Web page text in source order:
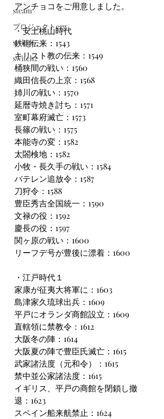
steam
プロジェクトegg
switch
switch2
アンチョコをご用意しました。
・安土桃山時代
鉄砲伝来：1543
キリスト教の伝来：1549
桶狭間の戦い：1560
織田信長の上京：1568
姉川の戦い：1570
延暦寺焼き討ち：1571
室町幕府滅亡：1573
長篠の戦い：1575
本能寺の変：1582
太閤検地：1582
小牧・長久手の戦い：1584
バテレン追放令：1587
刀狩令：1588
豊臣秀吉全国統一：1590
文禄の役：1592
慶長の役：1597
関ヶ原の戦い：1600
リーフデ号が豊後に漂着：1600
・江戸時代１
家康が征夷大将軍に：1603
島津家久琉球出兵：1609
平戸にオランダ商館設立：1609
直轄領に禁教令：1612
大阪冬の陣：1614
大阪夏の陣で豊臣氏滅亡：1615
武家諸法度（元和令）：1615
禁中並公家諸法度：1615
イギリス、平戸の商館を閉鎖し撤
退：1623
スペイン船来航禁止：1624